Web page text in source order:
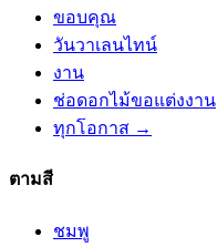
ขอบคุณ
วันวาเลนไทน์
งาน
ช่อดอกไม้ขอแต่งงาน
ทุกโอกาส →
ตามสี
ชมพู